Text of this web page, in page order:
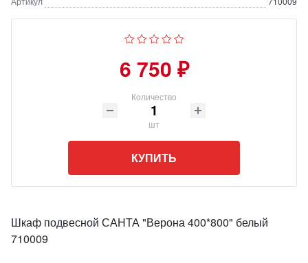
6 750 ₽
Количество
шт
КУПИТЬ
Шкаф подвесной САНТА "Верона 400*800" белый
710009